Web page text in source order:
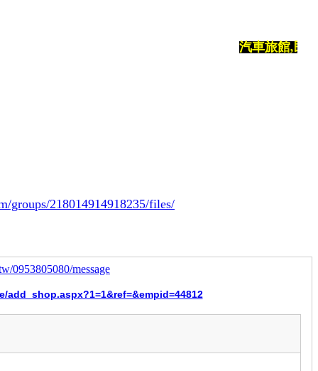
汽車旅館,民宿,
groups/218014914918235/files/
0953805080/message